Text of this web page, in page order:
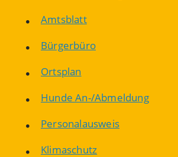
Amtsblatt
Bürgerbüro
Ortsplan
Hunde An-/Abmeldung
Personalausweis
Klimaschutz